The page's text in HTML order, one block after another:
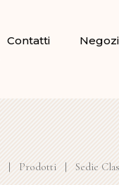
Contatti Negozi
| Prodotti | Sedie